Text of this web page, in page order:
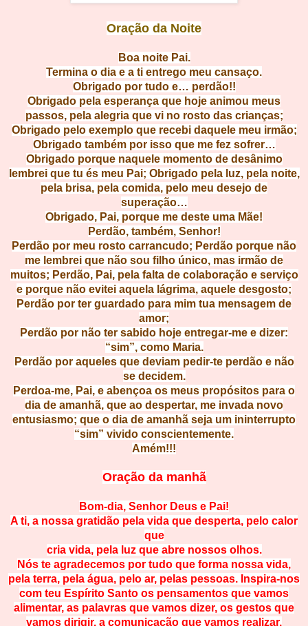
Oração da Noite
Boa noite Pai.
Termina o dia e a ti entrego meu cansaço.
Obrigado por tudo e… perdão!!
Obrigado pela esperança que hoje animou meus
passos, pela alegria que vi no rosto das crianças;
Obrigado pelo exemplo que recebi daquele meu irmão;
Obrigado também por isso que me fez sofrer…
Obrigado porque naquele momentode desânimo
lembrei que tu és meu Pai; Obrigado pela luz, pela noite,
pela brisa, pela comida, pelo meu desejo de
superação…
Obrigado, Pai, porque me deste uma Mãe!
Perdão, também, Senhor!
Perdão por meu rosto carrancudo; Perdão porque não
me lembrei que não sou filho único, mas irmão de
muitos; Perdão, Pai, pela falta de colaboração e serviço
e porque não evitei aquela lágrima, aquele desgosto;
Perdão por ter guardado para mim tua mensagem de
amor;
Perdão por não ter sabido hoje entregar-me e dizer:
“sim”, como Maria.
Perdão por aqueles que deviam pedir-te perdão e não
se decidem.
Perdoa-me, Pai, e abençoa os meus propósitos para o
dia de amanhã, que ao despertar, me invada novo
entusiasmo; que o dia de amanhã seja um ininterrupto
“sim” vivido conscientemente.
Amém!!!
Oração da manhã
Bom-dia, Senhor Deus e Pai!
A ti, a nossa gratidão pela vida que desperta, pelo calor
que
cria vida, pela luz que abre nossos olhos.
Nós te agradecemos por tudo que forma nossa vida,
pela terra, pela água, pelo ar, pelas pessoas. Inspira-nos
com teu Espírito Santo os pensamentos que vamos
alimentar, as palavras que vamos dizer, os gestos que
vamos dirigir, a comunicação que vamos realizar.